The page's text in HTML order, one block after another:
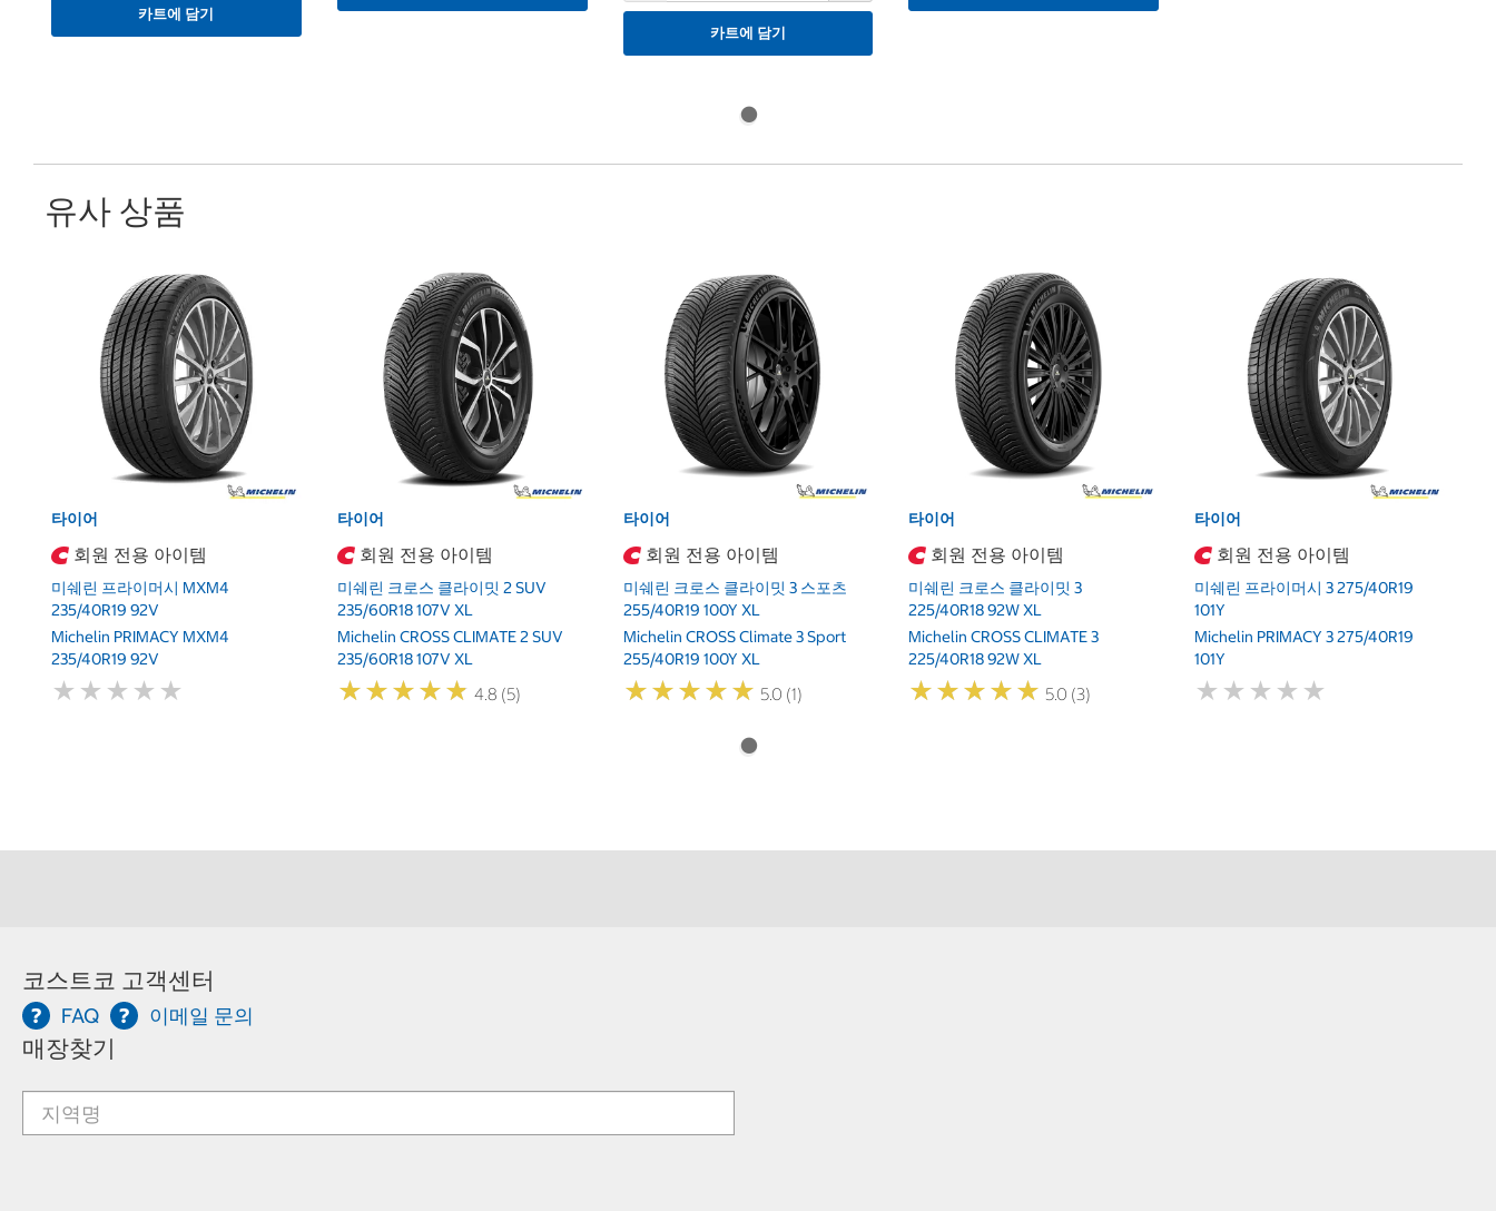
카트에 담기
카트에 담기
유사 상품
타이어
회원 전용 아이템
미쉐린 프라이머시 MXM4
235/40R19 92V
Michelin PRIMACY MXM4
235/40R19 92V
★ ★ ★ ★ ★
★ ★ ★ ★ ★
타이어
회원 전용 아이템
미쉐린 크로스 클라이밋 2 SUV
235/60R18 107V XL
Michelin CROSS CLIMATE 2 SUV
235/60R18 107V XL
★★★★★
★★★★★ 4.8 (5)
타이어
회원 전용 아이템
미쉐린 크로스 클라이밋 3 스포츠
255/40R19 100Y XL
Michelin CROSS Climate 3 Sport
255/40R19 100Y XL
★★★★★
★★★★★ 5.0 (1)
타이어
회원 전용 아이템
미쉐린 크로스 클라이밋 3
225/40R18 92W XL
Michelin CROSS CLIMATE 3
225/40R18 92W XL
★★★★★
★★★★★ 5.0 (3)
타이어
회원 전용 아이템
미쉐린 프라이머시 3 275/40R19
101Y
Michelin PRIMACY 3 275/40R19
101Y
★ ★ ★ ★ ★
★ ★ ★ ★ ★
코스트코 고객센터
FAQ 이메일 문의
매장찾기